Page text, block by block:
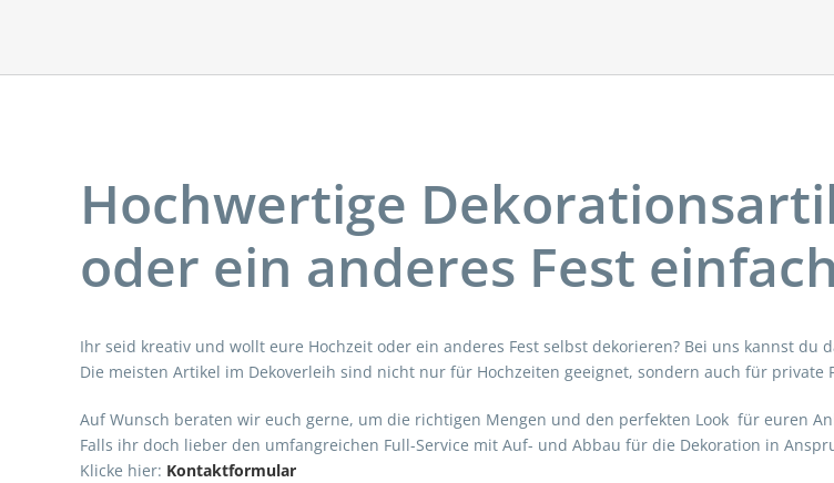
Hochwertige
oder ein anderes Fest
Ihr seid kreativ und wollt eure Hochzeit oder ein anderes Fest selbst dekorieren? Bei uns kannst du
Die meisten Artikel im Dekoverleih sind nicht nur für Hochzeiten geeignet, sondern auch für
Auf Wunsch beraten wir euch gerne, um die richtigen Mengen und den perfekten Look für euren
Falls ihr doch lieber den umfangreichen Full-Service mit Auf- und Abbau für die Dekoration in
Klicke hier: Kontaktformular